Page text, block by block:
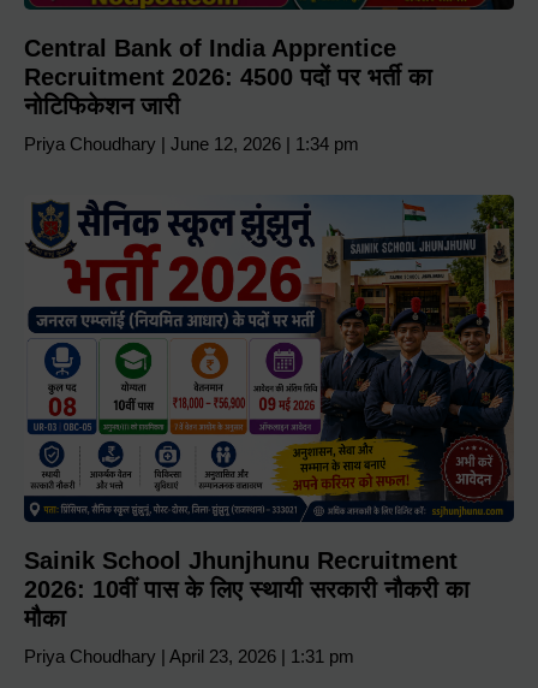
Central Bank of India Apprentice
Recruitment 2026: 4500 पदों पर भर्ती का
नोटिफिकेशन जारी
Priya Choudhary June 12, 2026 1:34 pm
Sainik School Jhunjhunu Recruitment
2026: 10वीं पास के लिए स्थायी सरकारी नौकरी का
मौका
Priya Choudhary April 23, 2026 1:31 pm